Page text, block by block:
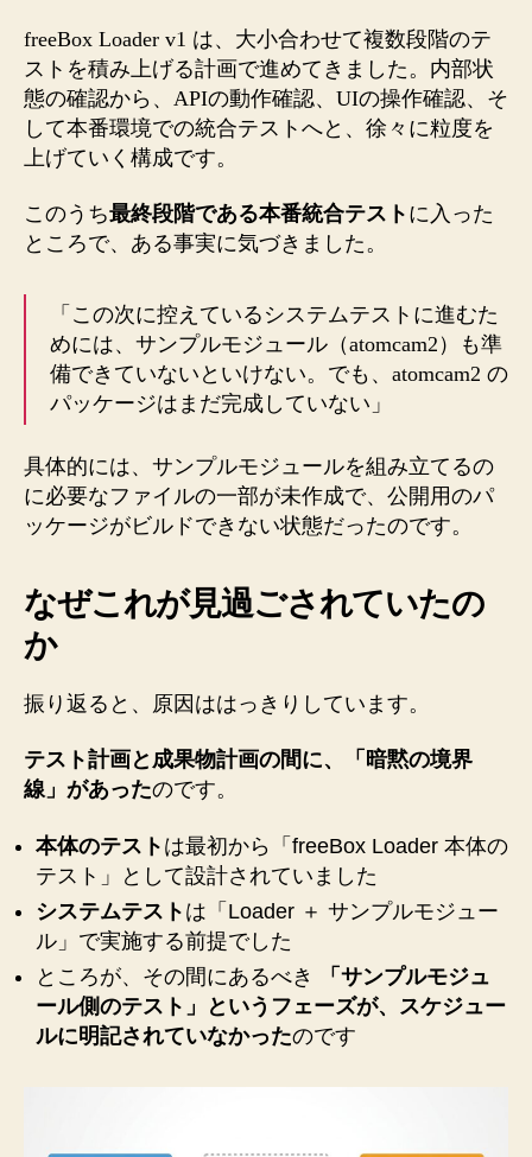
freeBox Loader v1 は、大小合わせて複数段階のテ
ストを積み上げる計画で進めてきました。内部状
態の確認から、APIの動作確認、UIの操作確認、そ
して本番環境での統合テストへと、徐々に粒度を
上げていく構成です。
このうち最終段階である本番統合テスト に入った
ところで、ある事実に気づきました。
「この次に控えているシステムテストに進むた
めには、サンプルモジュール（atomcam2）も準
備できていないといけない。でも、atomcam2 の
パッケージはまだ完成していない」
具体的には、サンプルモジュールを組み立てるの
に必要なファイルの一部が未作成で、公開用のパ
ッケージがビルドできない状態だったのです。
なぜこれが見過ごされていたの
か
振り返ると、原因ははっきりしています。
テスト計画と成果物計画の間に、「暗黙の境界
線」があったのです。
本体のテスト は最初から「freeBox Loader 本体の
テスト」として設計されていました
システムテスト は「Loader ＋ サンプルモジュー
ル」で実施する前提でした
ところが、その間にあるべき
「サンプルモジュ
ール側のテスト」というフェーズが、スケジュー
ルに明記されていなかったのです